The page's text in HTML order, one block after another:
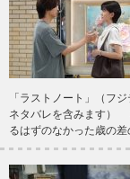
「ラストノート」（フ
ネタバレを含みます）
るはずのなかった歳の